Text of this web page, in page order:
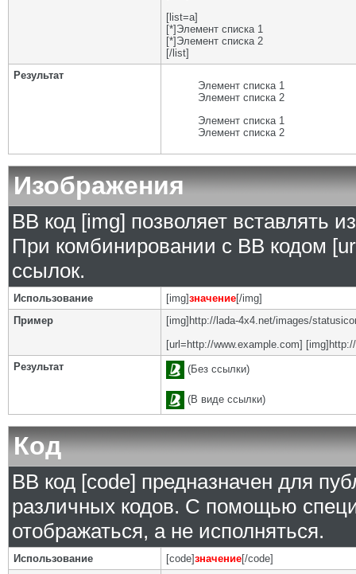
[list=a]
[*]Элемент списка 1
[*]Элемент списка 2
[/list]
Результат
Элемент списка 1
Элемент списка 2
Элемент списка 1
Элемент списка 2
Изображения
BB код [img] позволяет вставлять
При комбинировании с BB кодом
ссылок.
Использование [img]значение[/img]
Пример
[img]http://lada-4x4.net/images/
[url=http://www.example.com]
Результат
(Без ссылки)
(В виде ссылки)
Код
BB код [code] предназначен для
различных кодов. С помощью
отображаться, а не исполняться.
Использование [code]значение[/code]